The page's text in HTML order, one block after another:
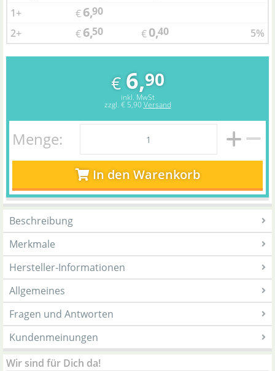
1+
€6,90
2+
€6,50 €0,40 5%
€ 6,90
inkl. MwSt
zzgl. € 5,90 Versand
Menge:
In den Warenkorb
Beschreibung
Merkmale
Hersteller-Informationen
Allgemeines
Fragen und Antworten
Kundenmeinungen
Wir sind für Dich da!